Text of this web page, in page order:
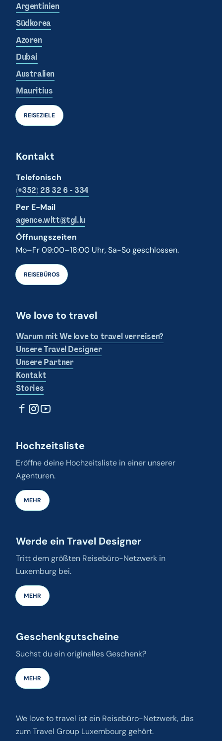
Argentinien
Südkorea
Azoren
Dubai
Australien
Mauritius
REISEZIELE
Kontakt
Telefonisch
(+352) 28 32 6 - 334
Per E-Mail
agence.wltt@tgl.lu
Öffnungszeiten
Mo–Fr 09:00–18:00 Uhr, Sa-So geschlossen.
REISEBÜROS
We love to travel
Warum mit We love to travel verreisen?
Unsere Travel Designer
Unsere Partner
Kontakt
Stories
Hochzeitsliste
Eröffne deine Hochzeitsliste in einer unserer
Agenturen.
MEHR
Werde ein Travel Designer
Tritt dem größten Reisebüro-Netzwerk in
Luxemburg bei.
MEHR
Geschenkgutscheine
Suchst du ein originelles Geschenk?
MEHR
We love to travel ist ein Reisebüro-Netzwerk, das
zum Travel Group Luxembourg gehört.